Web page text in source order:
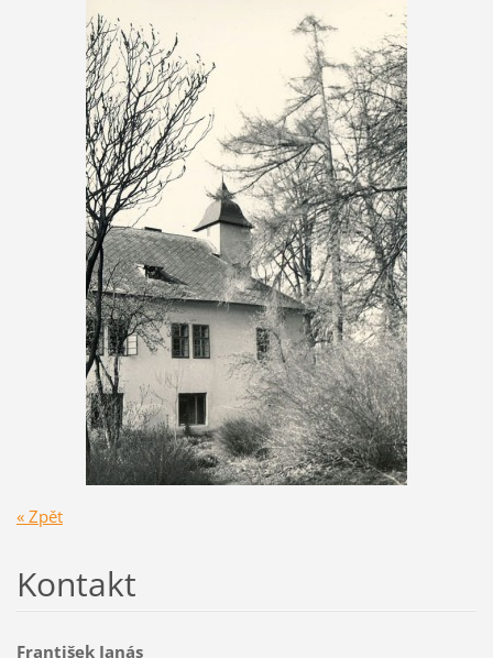
« Zpět
Kontakt
František Janás